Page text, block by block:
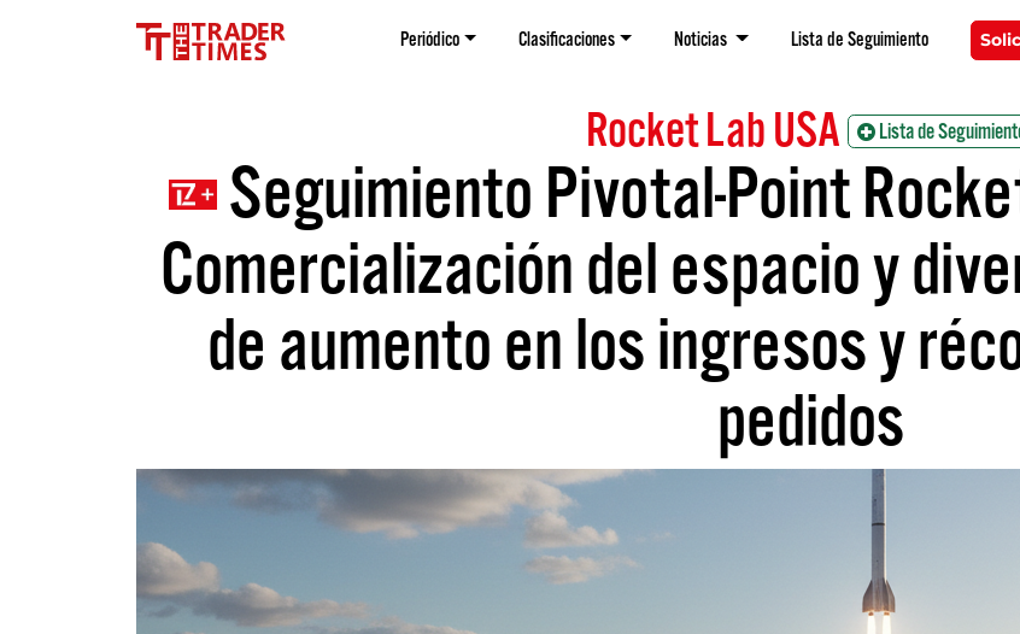
Periódico Clasificaciones Noticias Lista de Seguimiento
Rocket Lab USA Lista de
Seguimiento Pivotal-Point
Comercialización del espacio y
de aumento en los ingresos y
pedidos